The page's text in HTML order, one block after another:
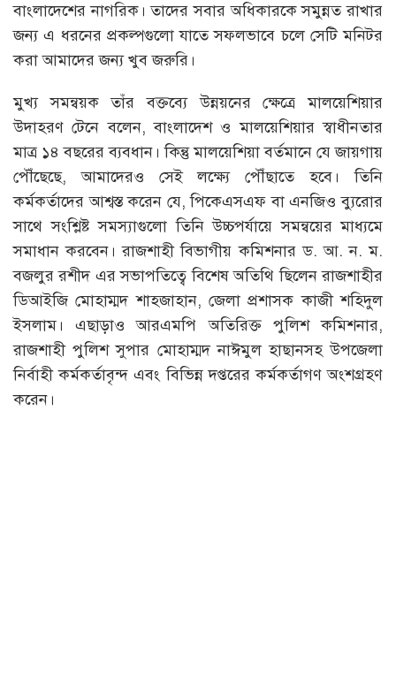
বাংলাদেশের নাগরিক। তাদের সবার অধিকারকে সমুন্নত রাখার
জন্য এ ধরনের প্রকল্পগুলো যাতে সফলভাবে চলে সেটি মনিটর
করা আমাদের জন্য খুব জরুরি।
মুখ্য সমন্বয়ক তাঁর বক্তব্যে উন্নয়নের ক্ষেত্রে মালয়েশিয়ার
উদাহরণ টেনে বলেন, বাংলাদেশ ও মালয়েশিয়ার স্বাধীনতার
মাত্র ১৪ বছরের ব্যবধান। কিন্তু মালয়েশিয়া বর্তমানে যে জায়গায়
পৌঁছেছে, আমাদেরও সেই লক্ষ্যে পৌঁছাতে হবে। তিনি
কর্মকর্তাদের আশ্বস্ত করেন যে, পিকেএসএফ বা এনজিও ব্যুরোর
সাথে সংশ্লিষ্ট সমস্যাগুলো তিনি উচ্চপর্যায়ে সমন্বয়ের মাধ্যমে
সমাধান করবেন। রাজশাহী বিভাগীয় কমিশনার ড. আ. ন. ম.
বজলুর রশীদ এর সভাপতিত্বে বিশেষ অতিথি ছিলেন রাজশাহীর
ডিআইজি মোহাম্মদ শাহজাহান, জেলা প্রশাসক কাজী শহিদুল
ইসলাম। এছাড়াও আরএমপি অতিরিক্ত পুলিশ কমিশনার,
রাজশাহী পুলিশ সুপার মোহাম্মদ নাঈমুল হাছানসহ উপজেলা
নির্বাহী কর্মকর্তাবৃন্দ এবং বিভিন্ন দপ্তরের কর্মকর্তাগণ অংশগ্রহণ
করেন।